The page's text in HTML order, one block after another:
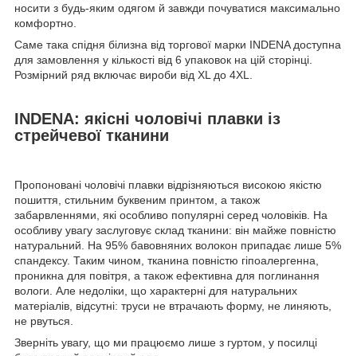
носити з будь-яким одягом й завжди почуватися максимально
комфортно.
Саме така спідня білизна від торгової марки INDENA доступна
для замовлення у кількості від 6 упаковок на цій сторінці.
Розмірний ряд включає вироби від XL до 4XL.
INDENA: якісні чоловічі плавки із
стрейчевої тканини
Пропоновані чоловічі плавки відрізняються високою якістю
пошиття, стильним буквеним принтом, а також
забарвленнями, які особливо популярні серед чоловіків. На
особливу увагу заслуговує склад тканини: він майже повністю
натуральний. На 95% бавовняних волокон припадає лише 5%
спандексу. Таким чином, тканина повністю гіпоалергенна,
проникна для повітря, а також ефективна для поглинання
вологи. Але недоліки, що характерні для натуральних
матеріалів, відсутні: труси не втрачають форму, не линяють,
не рвуться.
Зверніть увагу, що ми працюємо лише з гуртом, у посилці